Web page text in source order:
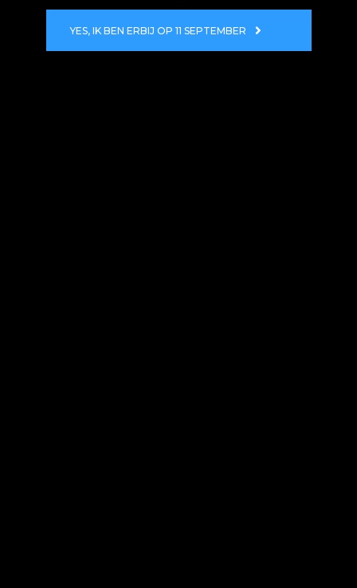
YES, IK BEN ERBIJ OP 11 SEPTEMBER